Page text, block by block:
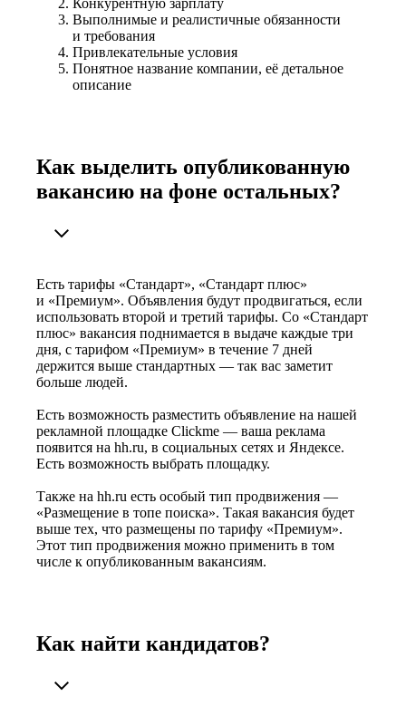
Конкурентную зарплату
Выполнимые и реалистичные обязанности
и требования
Привлекательные условия
Понятное название компании, её детальное
описание
Как выделить опубликованную
вакансию на фоне остальных?
Есть тарифы «Стандарт», «Стандарт плюс»
и «Премиум». Объявления будут продвигаться, если
использовать второй и третий тарифы. Со «Стандарт
плюс» вакансия поднимается в выдаче каждые три
дня, с тарифом «Премиум» в течение 7 дней
держится выше стандартных — так вас заметит
больше людей.
Есть возможность разместить объявление на нашей
рекламной площадке Clickme — ваша реклама
появится на hh.ru, в социальных сетях и Яндексе.
Есть возможность выбрать площадку.
Также на hh.ru есть особый тип продвижения —
«Размещение в топе поиска». Такая вакансия будет
выше тех, что размещены по тарифу «Премиум».
Этот тип продвижения можно применить в том
числе к опубликованным вакансиям.
Как найти кандидатов?